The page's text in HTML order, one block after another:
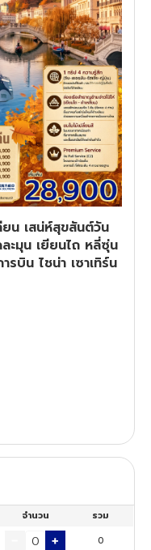
ยน เสน่ห์สุขสันต์วัน
ะมุน เยียนไถ หลี่ซุ่น
บิน ไชน่า เซาเทิร์น
จำนวน
รวม
0